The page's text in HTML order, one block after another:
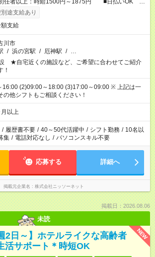
任者以上：時給1500円～1875円 ■日払いOK ■
万1200円（時給1400円×8h）
途支給あり
支給
川市
/ 浜の宮駅 / 厄神駅 / …
★自宅近くの施設など、ご希望に合わせてご紹介
！
(2)09:00～18:00 (3)17:00～09:00 ※ 上記は一
の他シフトもご相談ください！
以上
/ 履歴書不要 / 40～50代活躍中 / シフト勤務 / 10名以
集 / 電話対応なし / パソコンスキル不要
応募する 詳細へ
掲載元企業名 株式会社ニッソーネット
掲載日：2026.08.06
未読
NEW
2日～】ホテルライクな高齢者
活サポート＊時短OK